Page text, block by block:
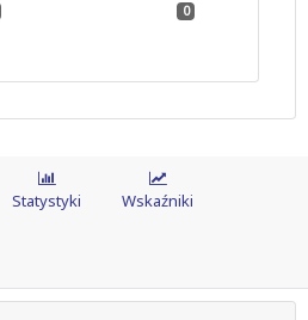
0
Statystyki Wskaźniki